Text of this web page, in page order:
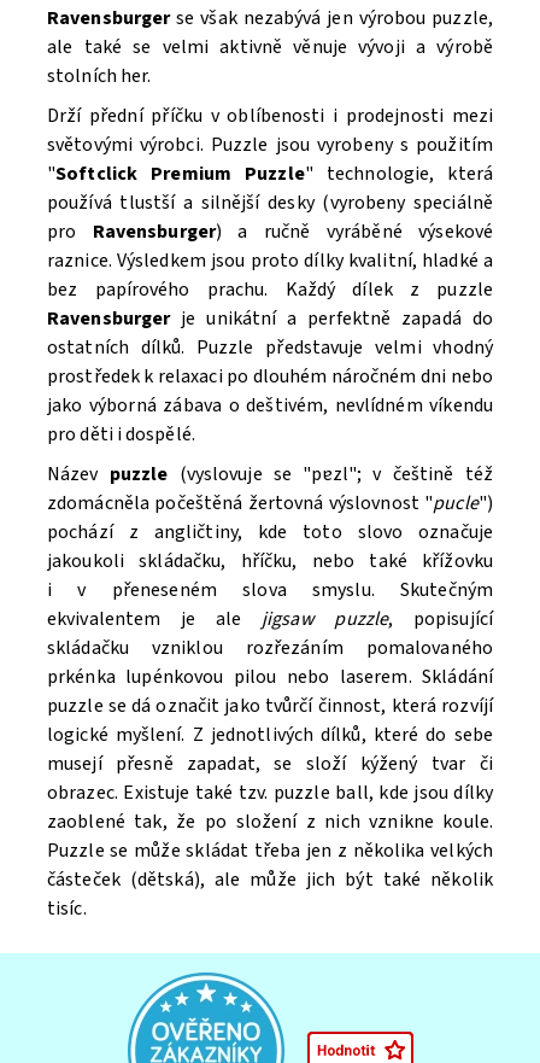
Souhlasím seZpracováním osobních údajů.
Ravensburgerse však nezabývá jen výrobou puzzle,
ale také se velmi aktivně věnuje vývoji a výrobě
stolních her.
Drží přední příčku v oblíbenosti i prodejnosti mezi
světovými výrobci. Puzzle jsou vyrobeny s použitím
"Softclick Premium Puzzle" technologie, která
používá tlustší a silnější desky (vyrobeny speciálně
pro Ravensburger) a ručně vyráběné výsekové
raznice. Výsledkem jsou proto dílky kvalitní, hladké a
bez papírového prachu. Každý dílek z puzzle
Ravensburgerje unikátní a perfektně zapadá do
ostatních dílků. Puzzle představuje velmi vhodný
prostředek k relaxaci po dlouhém náročném dni nebo
jako výborná zábava o deštivém, nevlídném víkendu
pro děti i dospělé.
Název puzzle (vyslovuje se "pɐzl"; v češtině též
zdomácněla počeštěná žertovná výslovnost "pucle")
pochází z angličtiny, kde toto slovo označuje
jakoukoli skládačku, hříčku, nebo také křížovku
i v přeneseném slova smyslu. Skutečným
ekvivalentem je ale jigsaw puzzle, popisující
skládačku vzniklou rozřezáním pomalovaného
prkénka lupénkovou pilou nebo laserem. Skládání
puzzle se dá označit jako tvůrčí činnost, která rozvíjí
logické myšlení. Z jednotlivých dílků, které do sebe
musejí přesně zapadat, se složí kýžený tvar či
obrazec. Existuje také tzv. puzzle ball, kde jsou dílky
zaoblené tak, že po složení z nich vznikne koule.
Puzzle se může skládat třeba jen z několika velkých
částeček (dětská), ale může jich být také několik
tisíc.